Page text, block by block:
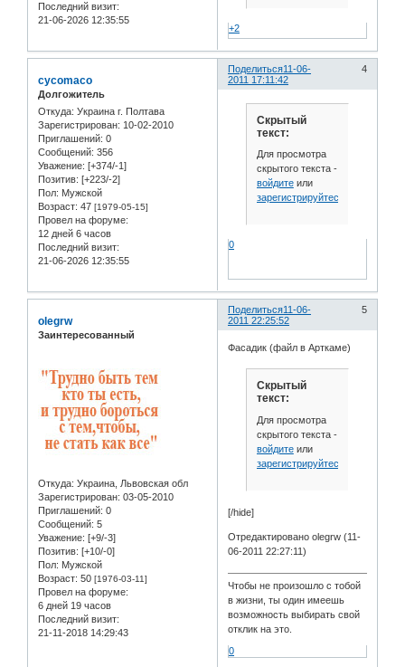
Последний визит:
21-06-2026 12:35:55
+2
Поделиться 4
11-06-
2011 17:11:42
cycomaco
Долгожитель
Откуда: Украина г. Полтава
Зарегистрирован: 10-02-2010
Приглашений: 0
Сообщений: 356
Уважение: [+374/-1]
Позитив: [+223/-2]
Пол: Мужской
Возраст: 47 [1979-05-15]
Провел на форуме:
12 дней 6 часов
Последний визит:
21-06-2026 12:35:55
Скрытый
текст:
Для просмотра
скрытого текста -
войдитеили
зарегистрируйтесь
0
Поделиться 5
11-06-
2011 22:25:52
olegrw
Заинтересованный
Откуда: Украина, Львовская обл
Зарегистрирован: 03-05-2010
Приглашений: 0
Сообщений: 5
Уважение: [+9/-3]
Позитив: [+10/-0]
Пол: Мужской
Возраст: 50 [1976-03-11]
Провел на форуме:
6 дней 19 часов
Последний визит:
21-11-2018 14:29:43
Фасадик (файл в Арткаме)
Скрытый
текст:
Для просмотра
скрытого текста -
войдитеили
зарегистрируйтесь
[/hide]
Отредактировано olegrw (11-
06-2011 22:27:11)
Чтобы не произошло с тобой
в жизни, ты один имеешь
возможность выбирать свой
отклик на это.
0